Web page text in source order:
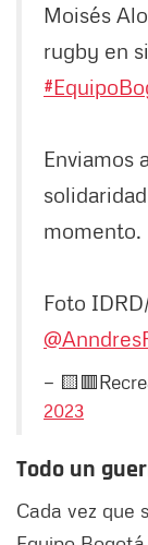
Moisés
rugby en
Enviamos
momento.
Foto
—
2023
Todo un
Cada vez que